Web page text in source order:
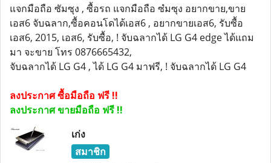
แจกมือถือ ซัมซุง , ซื้อรถ แจกมือถือ ซํมซุง อยากขาย,ขาย
เอส6 จับฉลาก,ซื้อคอนโดได้เอส6 , อยากขายเอส6, รับซื้อ
เอส6, 2015, เอส6, รับซื้อ, ! จับฉลากได้ LG G4 edge ได้แถม
มา จะขาย โทร 0876665432,
จับฉลากได้ LG G4 , ได้ LG G4 มาฟรี, ! จับฉลากได้ LG G4
ลงประกาศ ซื้อมือถือ ฟรี !!
ลงประกาศ ขายมือถือ ฟรี !!
เก่ง
สมาชิก